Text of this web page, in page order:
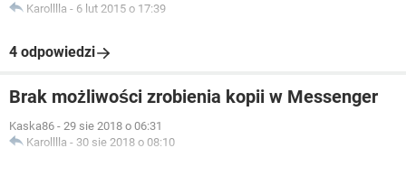
Karolllla - 6 lut 2015 o 17:39
4 odpowiedzi
Brak możliwości zrobienia kopii w Messenger
Kaska86 - 29 sie 2018 o 06:31
Karolllla - 30 sie 2018 o 08:10